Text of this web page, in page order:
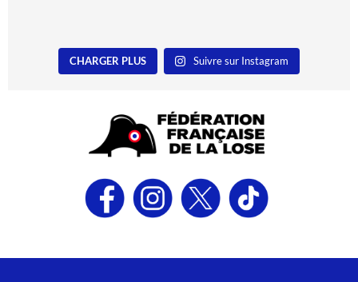
CHARGER PLUS Suivre sur Instagram